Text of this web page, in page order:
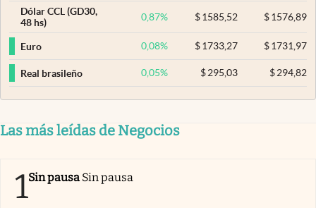
Dólar CCL (GD30,
48 hs)
0,87% $ 1585,52 $1576,89
Euro 0,08% $ 1733,27 $1731,97
Real brasileño 0,05% $295,03 $294,82
Las más leídas de Negocios
1Sin pausa Sin pausa